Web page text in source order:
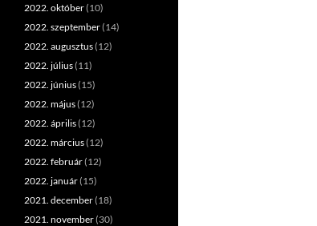
2022. október(10)
2022. szeptember(14)
2022. augusztus(12)
2022. július(11)
2022. június(15)
2022. május(12)
2022. április(12)
2022. március(12)
2022. február(12)
2022. január(15)
2021. december(18)
2021. november(30)